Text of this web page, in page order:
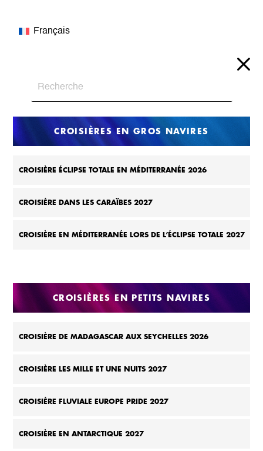
Français
CROISIÈRES EN GROS NAVIRES
CROISIÈRE ÉCLIPSE TOTALE EN MÉDITERRANÉE 2026
CROISIÈRE DANS LES CARAÏBES 2027
CROISIÈRE EN MÉDITERRANÉE LORS DE L’ÉCLIPSE TOTALE 2027
CROISIÈRES EN PETITS NAVIRES
CROISIÈRE DE MADAGASCAR AUX SEYCHELLES 2026
CROISIÈRE LES MILLE ET UNE NUITS 2027
CROISIÈRE FLUVIALE EUROPE PRIDE 2027
CROISIÈRE EN ANTARCTIQUE 2027